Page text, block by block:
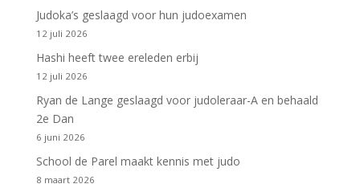
Judoka’s geslaagd voor hun judoexamen
12 juli 2026
Hashi heeft twee ereleden erbij
12 juli 2026
Ryan de Lange geslaagd voor judoleraar-A en behaald
2e Dan
6 juni 2026
School de Parel maakt kennis met judo
8 maart 2026